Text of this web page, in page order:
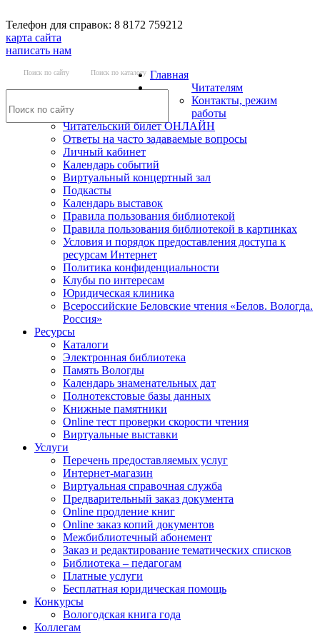
Телефон для справок: 8 8172 759212
карта сайта
написать нам
Поиск по сайту Поиск по каталогу Главная
Читателям
Контакты, режим
работы
Читательский билет ОНЛАЙН
Ответы на часто задаваемые вопросы
Личный кабинет
Календарь событий
Виртуальный концертный зал
Подкасты
Календарь выставок
Правила пользования библиотекой
Правила пользования библиотекой в картинках
Условия и порядок предоставления доступа к
ресурсам Интернет
Политика конфиденциальности
Клубы по интересам
Юридическая клиника
Всероссийские Беловские чтения «Белов. Вологда.
Россия»
Ресурсы
Каталоги
Электронная библиотека
Память Вологды
Календарь знаменательных дат
Полнотекстовые базы данных
Книжные памятники
Online тест проверки скорости чтения
Виртуальные выставки
Услуги
Перечень предоставляемых услуг
Интернет-магазин
Виртуальная справочная служба
Предварительный заказ документа
Online продление книг
Online заказ копий документов
Межбиблиотечный абонемент
Заказ и редактирование тематических списков
Библиотека – педагогам
Платные услуги
Бесплатная юридическая помощь
Конкурсы
Вологодская книга года
Коллегам